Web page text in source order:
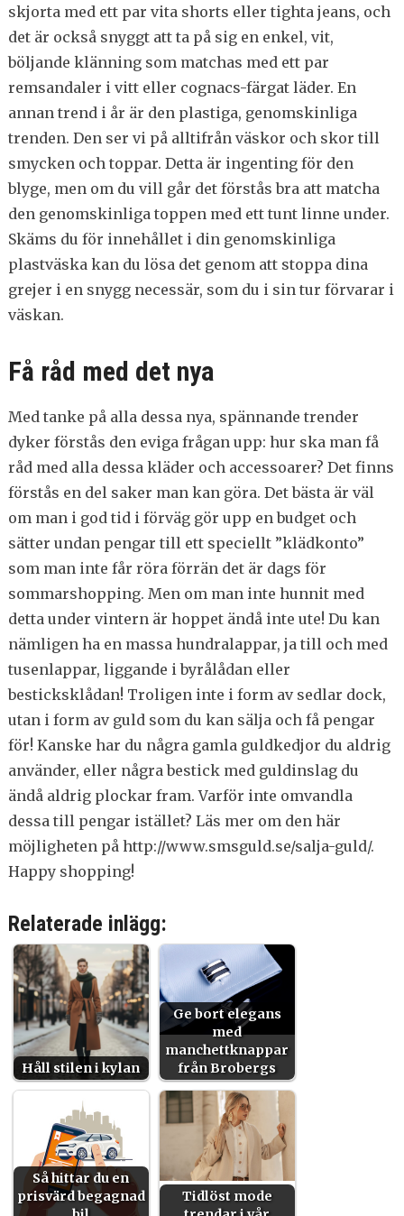
skjorta med ett par vita shorts eller tighta jeans, och
det är också snyggt att ta på sig en enkel, vit,
böljande klänning som matchas med ett par
remsandaler i vitt eller cognacs-färgat läder. En
annan trend i år är den plastiga, genomskinliga
trenden. Den ser vi på alltifrån väskor och skor till
smycken och toppar. Detta är ingenting för den
blyge, men om du vill går det förstås bra att matcha
den genomskinliga toppen med ett tunt linne under.
Skäms du för innehållet i din genomskinliga
plastväska kan du lösa det genom att stoppa dina
grejer i en snygg necessär, som du i sin tur förvarar i
väskan.
Få råd med det nya
Med tanke på alla dessa nya, spännande trender
dyker förstås den eviga frågan upp: hur ska man få
råd med alla dessa kläder och accessoarer? Det finns
förstås en del saker man kan göra. Det bästa är väl
om man i god tid i förväg gör upp en budget och
sätter undan pengar till ett speciellt ”klädkonto”
som man inte får röra förrän det är dags för
sommarshopping. Men om man inte hunnit med
detta under vintern är hoppet ändå inte ute! Du kan
nämligen ha en massa hundralappar, ja till och med
tusenlappar, liggande i byrålådan eller
besticksklådan! Troligen inte i form av sedlar dock,
utan i form av guld som du kan sälja och få pengar
för! Kanske har du några gamla guldkedjor du aldrig
använder, eller några bestick med guldinslag du
ändå aldrig plockar fram. Varför inte omvandla
dessa till pengar istället? Läs mer om den här
möjligheten på http://www.smsguld.se/salja-guld/.
Happy shopping!
Relaterade inlägg:
Håll stilen i kylan
Ge bort elegans
med
manchettknappar
från Brobergs
Så hittar du en
prisvärd begagnad
Tidlöst mode